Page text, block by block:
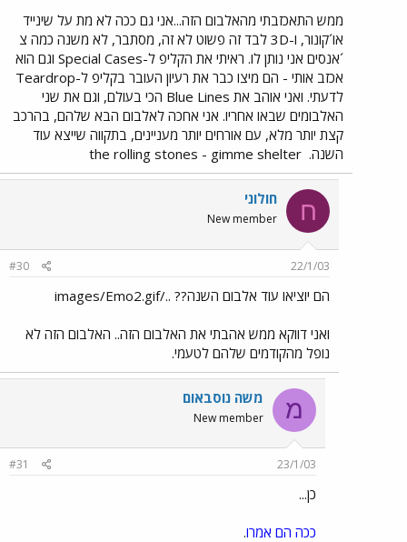
ממש התאכזבתי מהאלבום הזה...אני גם ככה לא מת על שינייד
או´קונור, ו-3D לבד זה פשוט לא זה, מסתבר, לא משנה כמה צ
´אנסים אני נותן לו. ראיתי את הקליפ ל-Special Cases וגם הוא
אכזב אותי - הם מיצו כבר את רעיון העובר בקליפ ל-Teardrop
לדעתי. ואני אוהב את Blue Lines הכי בעולם, וגם את שני
האלבומים שבאו אחריו. אני אחכה לאלבום הבא שלהם, בהרכב
קצת יותר מלא, עם אורחים יותר מעניינים, בתקווה שייצא עוד
השנה.
ח חולוני
New member
22/1/03
#30
הם יוציאו עוד אלבום השנה?? ../images/Emo2.gif
ואני דווקא ממש אהבתי את האלבום הזה.. האלבום הזה לא
נופל מהקודמים שלהם לטעמי.
מ משה נוסבאום
New member
23/1/03
#31
כן...
ככה הם אמרו.